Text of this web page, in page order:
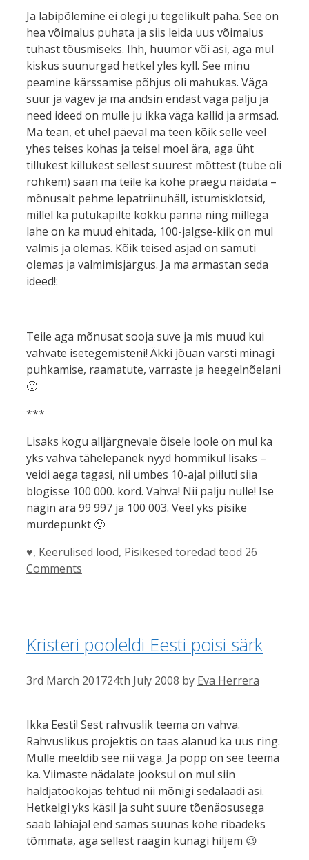
Ja läbipõlemine ei olegi ju tegelikult paha. See on
hea võimalus puhata ja siis leida uus võimalus
tuhast tõusmiseks. Ihh, huumor või asi, aga mul
kiskus suunurgad hetkel yles kyll. See minu
peamine kärssamise põhjus oli mahukas. Väga
suur ja vägev ja ma andsin endast väga palju ja
need ideed on mulle ju ikka väga kallid ja armsad.
Ma tean, et ühel päeval ma teen kõik selle veel
yhes teises kohas ja teisel moel ära, aga üht
tillukest killukest sellest suurest mõttest (tube oli
rohkem) saan ma teile ka kohe praegu näidata –
mõnusalt pehme lepatriinuhäll, istumisklotsid,
millel ka putukapilte kokku panna ning millega
lahe on ka muud ehitada, 100-jalgse-kiik on mul
valmis ja olemas. Kõik teised asjad on samuti
olemas ja valmimisjärgus. Ja ma armastan seda
ideed!:
Teile aga mõnusat sooja suve ja mis muud kui
vahvate isetegemisteni! Äkki jõuan varsti minagi
puhkamise, raamatute, varraste ja heegelnõelani
🙂
***
Lisaks kogu alljärgnevale öisele loole on mul ka
yks vahva tähelepanek nyyd hommikul lisaks –
veidi aega tagasi, nii umbes 10-ajal piiluti siia
blogisse 100 000. kord. Vahva! Nii palju nulle! Ise
nägin ära 99 997 ja 100 003. Veel yks pisike
murdepunkt 🙂
Categories
♥, Keerulised lood, Pisikesed toredad teod 26
Comments
Kristeri pooleldi Eesti poisi särk
3rd March 201724th July 2008 by Eva Herrera
Ikka Eesti! Sest rahvuslik teema on vahva.
Rahvuslikus projektis on taas alanud ka uus ring.
Mulle meeldib see nii väga. Ja popp on see teema
ka. Viimaste nädalate jooksul on mul siin
haldjatöökojas tehtud nii mõnigi sedalaadi asi.
Hetkelgi yks käsil ja suht suure tõenäosusega
saab lähiajal end samas suunas kohe ribadeks
tõmmata, aga sellest räägin kunagi hiljem 😉